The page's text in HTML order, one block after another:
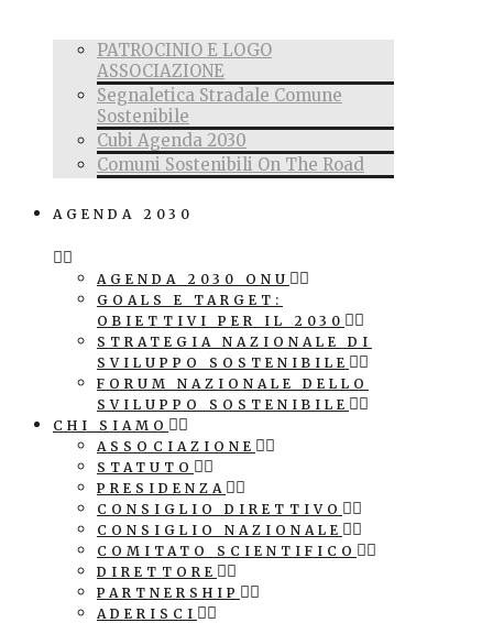
PATROCINIO E LOGO
ASSOCIAZIONE
Segnaletica Stradale Comune
Sostenibile
Cubi Agenda 2030
Comuni Sostenibili On The Road
AGENDA 2030
AGENDA 2030 ONU
GOALS E TARGET:
OBIETTIVI PER IL 2030
STRATEGIA NAZIONALE DI
SVILUPPO SOSTENIBILE
FORUM NAZIONALE DELLO
SVILUPPO SOSTENIBILE
CHI SIAMO
ASSOCIAZIONE
STATUTO
PRESIDENZA
CONSIGLIO DIRETTIVO
CONSIGLIO NAZIONALE
COMITATO SCIENTIFICO
DIRETTORE
PARTNERSHIP
ADERISCI